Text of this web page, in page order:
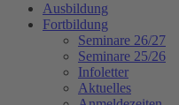
Ausbildung
Fortbildung
Seminare 26/27
Seminare 25/26
Infoletter
Aktuelles